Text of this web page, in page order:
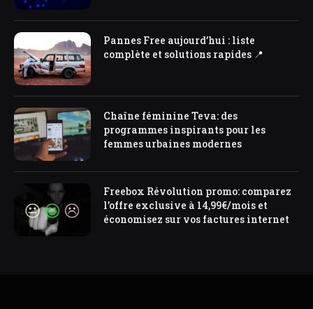
Pannes Free aujourd’hui : liste
complète et solutions rapides 📍
Chaîne féminine Teva: des
programmes inspirants pour les
femmes urbaines modernes
Freebox Révolution promo: comparez
l’offre exclusive à 14,99€/mois et
économisez sur vos factures internet